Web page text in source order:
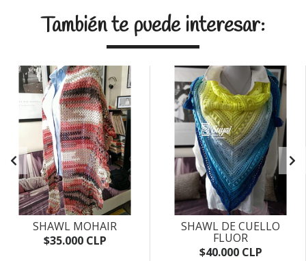
También te puede interesar:
SHAWL MOHAIR
$35.000 CLP
SHAWL DE CUELLO
FLUOR
$40.000 CLP